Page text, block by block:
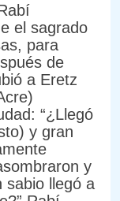
el sagrado
para
de
a Eretz
“¿Llegó
y gran
y
sabio llegó a